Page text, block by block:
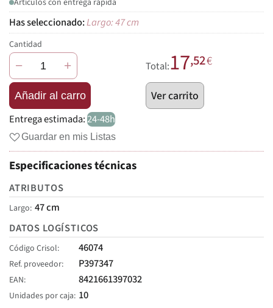
Artículos con entrega rápida
Largo: 47 cm
Cantidad
− +
Añadir al carro
Total:17,52€
Ver carrito
Entrega estimada:24-48h
Guardar en mis Listas
Especificaciones técnicas
ATRIBUTOS
Largo 47 cm
DATOS LOGÍSTICOS
Código Crisol 46074
Ref. proveedor P397347
EAN 8421661397032
Unidades por caja 10